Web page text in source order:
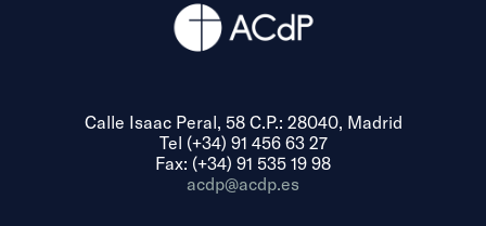
Calle Isaac Peral, 58 C.P.: 28040, Madrid
Tel (+34) 91 456 63 27
Fax: (+34) 91 535 19 98
acdp@acdp.es